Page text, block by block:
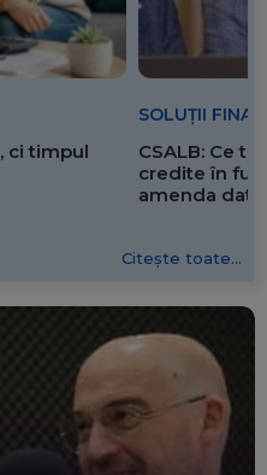
ci timpul
SOLUȚII
CSALB: Ce
credite în
amenda
Citește toate...